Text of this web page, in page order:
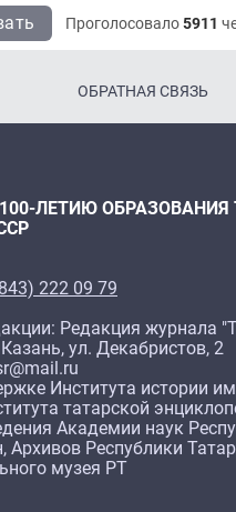
Проголосовало5911
ОБРАТНАЯ СВЯЗЬ
ЛЕТИЮ ОБРАЗОВАНИЯ
222 09 79
Редакция журнала
ул. Декабристов, 2
Института истории
татарской
Академии наук
Архивов Республики
музея РТ